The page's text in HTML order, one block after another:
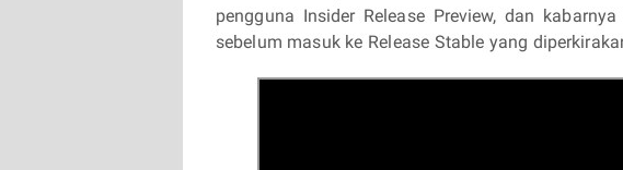
pengguna Insider Release Preview, dan
sebelum masuk ke Release Stable yang